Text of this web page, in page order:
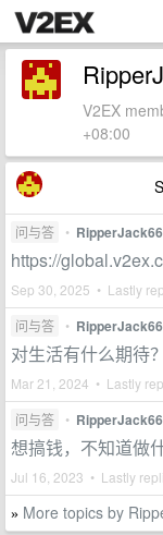
V2EX
+08:00
问与答 •
https://
Sep 30, 2025 • Lastly
问与答 •
对生活有什么期待？
Mar 21, 2024 • Lastly
问与答 •
想搞钱，不知道做
Jul 16, 2023 • Lastly
» More topics by